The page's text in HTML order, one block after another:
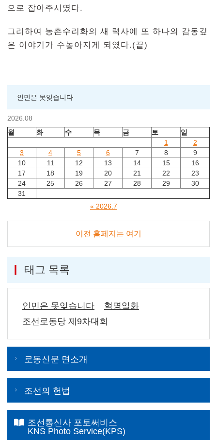
으로 잡아주시였다.
그리하여 농촌수리화의 새 력사에 또 하나의 감동깊
은 이야기가 수놓아지게 되였다.(끝)
인민은 못잊습니다
2026.08
월
화 수 목 금 토
일
1
2
3
4 5 6 7 8
9
10
11 12 13 14 15
16
17
18 19 20 21 22
23
24
25 26 27 28 29
30
31
« 2026.7
이전 홈페지는 여기
태그 목록
인민은 못잊습니다
혁명일화
조선로동당 제9차대회
로동신문 면소개
조선의 헌법
조선통신사 포토써비스
KNS Photo Service(KPS)